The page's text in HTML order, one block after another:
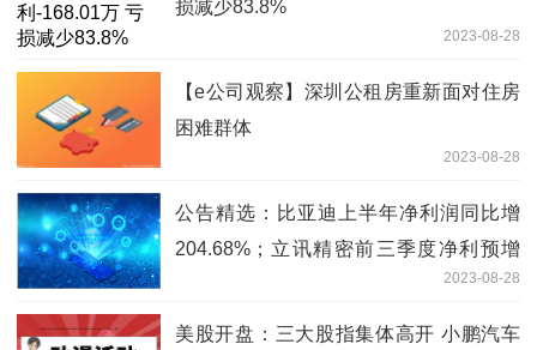
损减少83.8%
2023-08-28
【e公司观察】深圳公租房重新面对住房
困难群体
2023-08-28
公告精选：比亚迪上半年净利润同比增
204.68%；立讯精密前三季度净利预增
2023-08-28
美股开盘：三大股指集体高开 小鹏汽车